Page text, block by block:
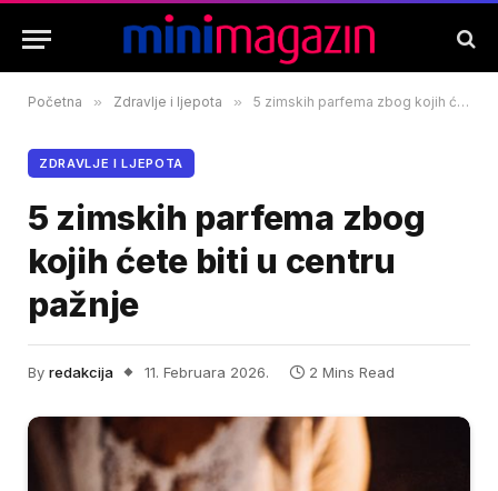
Početna » Zdravlje i ljepota » 5 zimskih parfema zbog kojih ćete biti u centru pažnje
ZDRAVLJE I LJEPOTA
5 zimskih parfema zbog
kojih ćete biti u centru
pažnje
By redakcija 11. Februara 2026. 2 Mins Read